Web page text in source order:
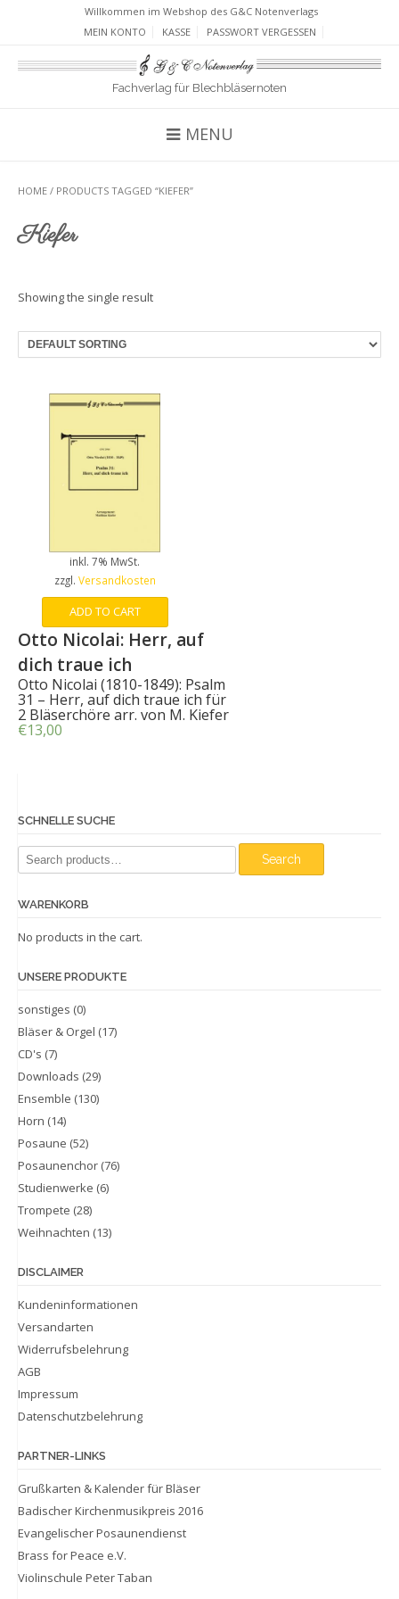
Willkommen im Webshop des G&C Notenverlags
MEIN KONTO
KASSE PASSWORT VERGESSEN
Fachverlag für Blechbläsernoten
MENU
HOME / PRODUCTS TAGGED “KIEFER”
Kiefer
Showing the single result
inkl. 7% MwSt.
zzgl. Versandkosten
ADD TO CART
Otto Nicolai: Herr, auf
dich traue ich
Otto Nicolai (1810-1849): Psalm
31 – Herr, auf dich traue ich für
2 Bläserchöre arr. von M. Kiefer
€13,00
SCHNELLE SUCHE
Search
for:
Search
WARENKORB
No products in the cart.
UNSERE PRODUKTE
sonstiges (0)
Bläser & Orgel (17)
CD's (7)
Downloads (29)
Ensemble (130)
Horn (14)
Posaune (52)
Posaunenchor (76)
Studienwerke (6)
Trompete (28)
Weihnachten (13)
DISCLAIMER
Kundeninformationen
Versandarten
Widerrufsbelehrung
AGB
Impressum
Datenschutzbelehrung
PARTNER-LINKS
Grußkarten & Kalender für Bläser
Badischer Kirchenmusikpreis 2016
Evangelischer Posaunendienst
Brass for Peace e.V.
Violinschule Peter Taban